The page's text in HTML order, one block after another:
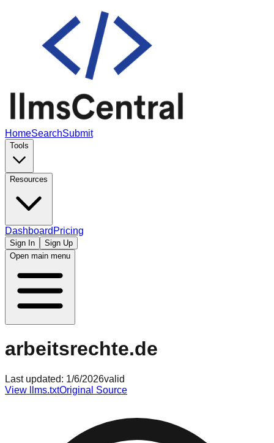
HomeSearchSubmit
Tools
Resources
Dashboard Pricing
Sign In
Sign Up
Open main menu
arbeitsrechte.de
Last updated: 1/6/2026valid
View llms.txtOriginal Source